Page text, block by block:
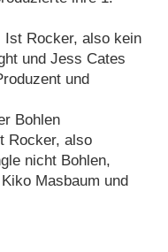
Ist Rocker, also kein
und Jess Cates
und
Bohlen
Rocker, also
nicht Bohlen,
Masbaum und